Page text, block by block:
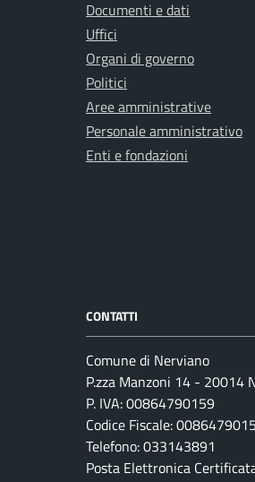
Documenti e dati
Uffici
Organi di governo
Politici
Aree amministrative
Personale amministrativo
Enti e fondazioni
CONTATTI
Comune di Nerviano
P.zza Manzoni 14 - 20014
P. IVA: 00864790159
Codice Fiscale:
Telefono: 033143891
Posta Elettronica